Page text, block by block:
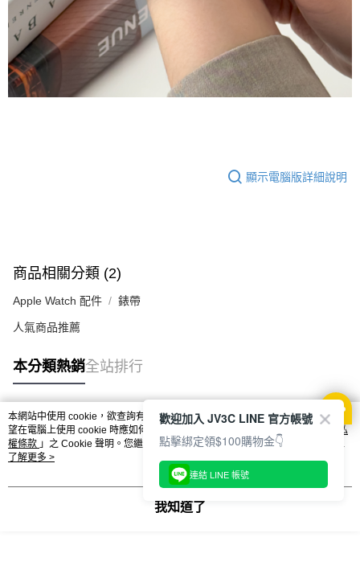
顯示電腦版詳細說明
商品相關分類 (2)
Apple Watch 配件 錶帶
人氣商品推薦
本分類熱銷全站排行
熱門標籤
本網站中使用 cookie，欲查詢有關本網站使用 cookie 方式之詳情，及若您不希
望在電腦上使用 cookie 時應如何變更電腦的 cookie 設定，請參閱本網站「
隱私
權條款 」之 Cookie 聲明。您繼續使用本網站即表示您同意本公司得按本網站使
用條款之 Cookie 聲明使用 cookie。
了解更多 >
我知道了
歡迎加入 JV3C LINE 官方帳號
點擊綁定領$100購物金👇
連結 LINE 帳號